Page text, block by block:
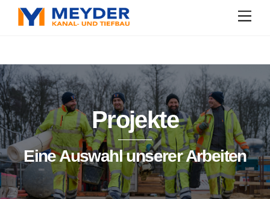
Skip
Projekte
Eine Auswahl unserer Arbeiten